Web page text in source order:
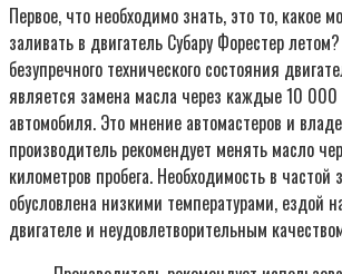
Первое, что необходимо знать, это то, какое
заливать в двигатель Субару Форестер
безупречного технического состояния
является замена масла через каждые 10 000
автомобиля. Это мнение автомастеров и
производитель рекомендует менять масло
километров пробега. Необходимость в частой
обусловлена низкими температурами, ездой
двигателе и неудовлетворительным